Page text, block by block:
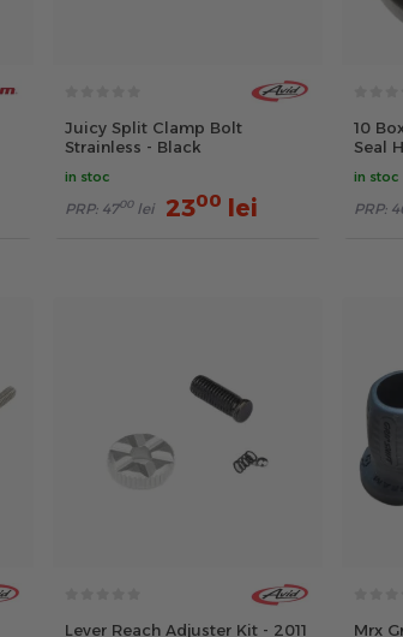
Juicy Split Clamp Bolt
Strainless - Black
in stoc
PRP: 4700 lei 2300 lei
10
Seal
in stoc
PRP:
Lever Reach Adjuster Kit - 2011 Mrx